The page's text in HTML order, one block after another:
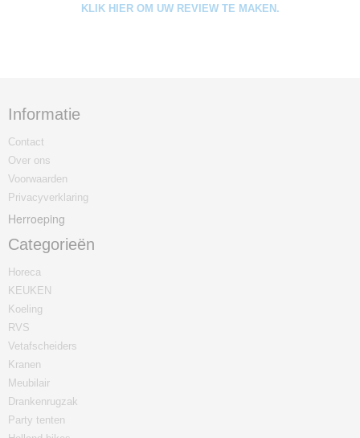
KLIK HIER OM UW REVIEW TE MAKEN.
Informatie
Contact
Over ons
Voorwaarden
Privacyverklaring
Herroeping
Categorieën
Horeca
KEUKEN
Koeling
RVS
Vetafscheiders
Kranen
Meubilair
Drankenrugzak
Party tenten